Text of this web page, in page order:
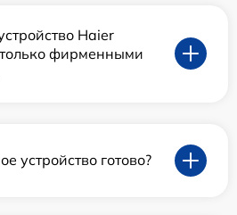
Haier
фирменными
устройство готово?